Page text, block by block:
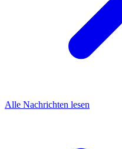
Alle Nachrichten lesen